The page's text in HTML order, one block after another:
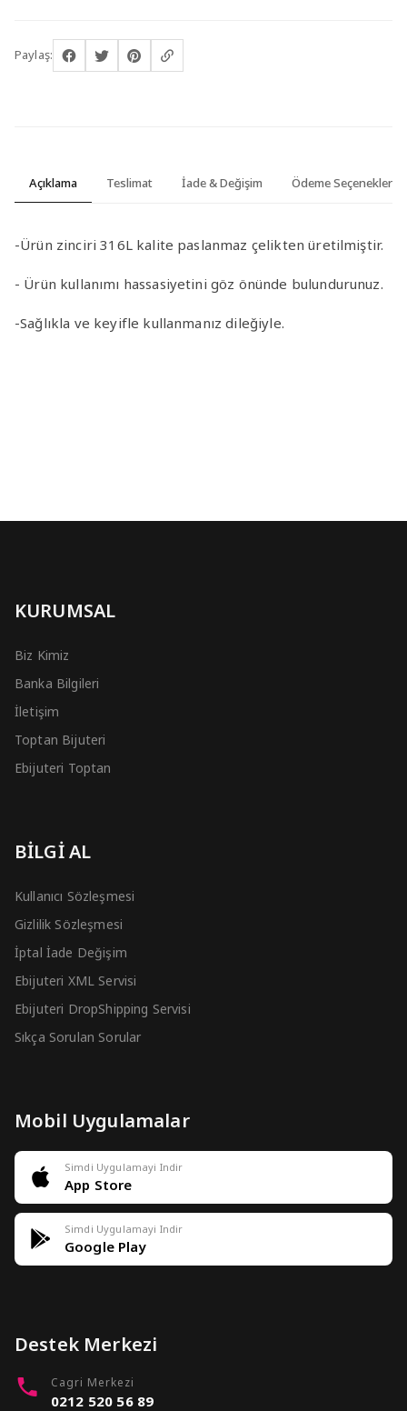
Paylaş:
Açıklama Teslimat İade & Değişim Ödeme Seçenekleri
-Ürün zinciri 316L kalite paslanmaz çelikten üretilmiştir.
- Ürün kullanımı hassasiyetini göz önünde bulundurunuz.
-Sağlıkla ve keyifle kullanmanız dileğiyle.
KURUMSAL
Biz Kimiz
Banka Bilgileri
İletişim
Toptan Bijuteri
Ebijuteri Toptan
BİLGİ AL
Kullanıcı Sözleşmesi
Gizlilik Sözleşmesi
İptal İade Değişim
Ebijuteri XML Servisi
Ebijuteri DropShipping Servisi
Sıkça Sorulan Sorular
Mobil Uygulamalar
Simdi Uygulamayi Indir
App Store
Simdi Uygulamayi Indir
Google Play
Destek Merkezi
Cagri Merkezi
0212 520 56 89